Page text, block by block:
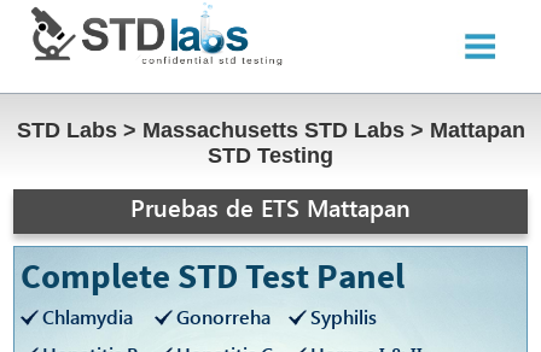
STD Labs > Massachusetts STD Labs > Mattapan
STD Testing
Pruebas de ETS Mattapan
Complete STD Test Panel
Chlamydia Gonorreha
Syphilis